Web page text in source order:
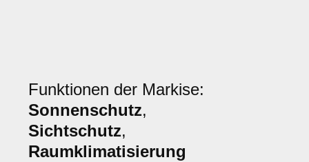
Funktionen der Markise:
Sonnenschutz,
Sichtschutz,
Raumklimatisierung